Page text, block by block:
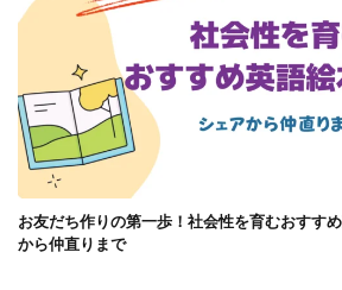
お友だち作りの第一歩！社会性を育むおすす
から仲直りまで